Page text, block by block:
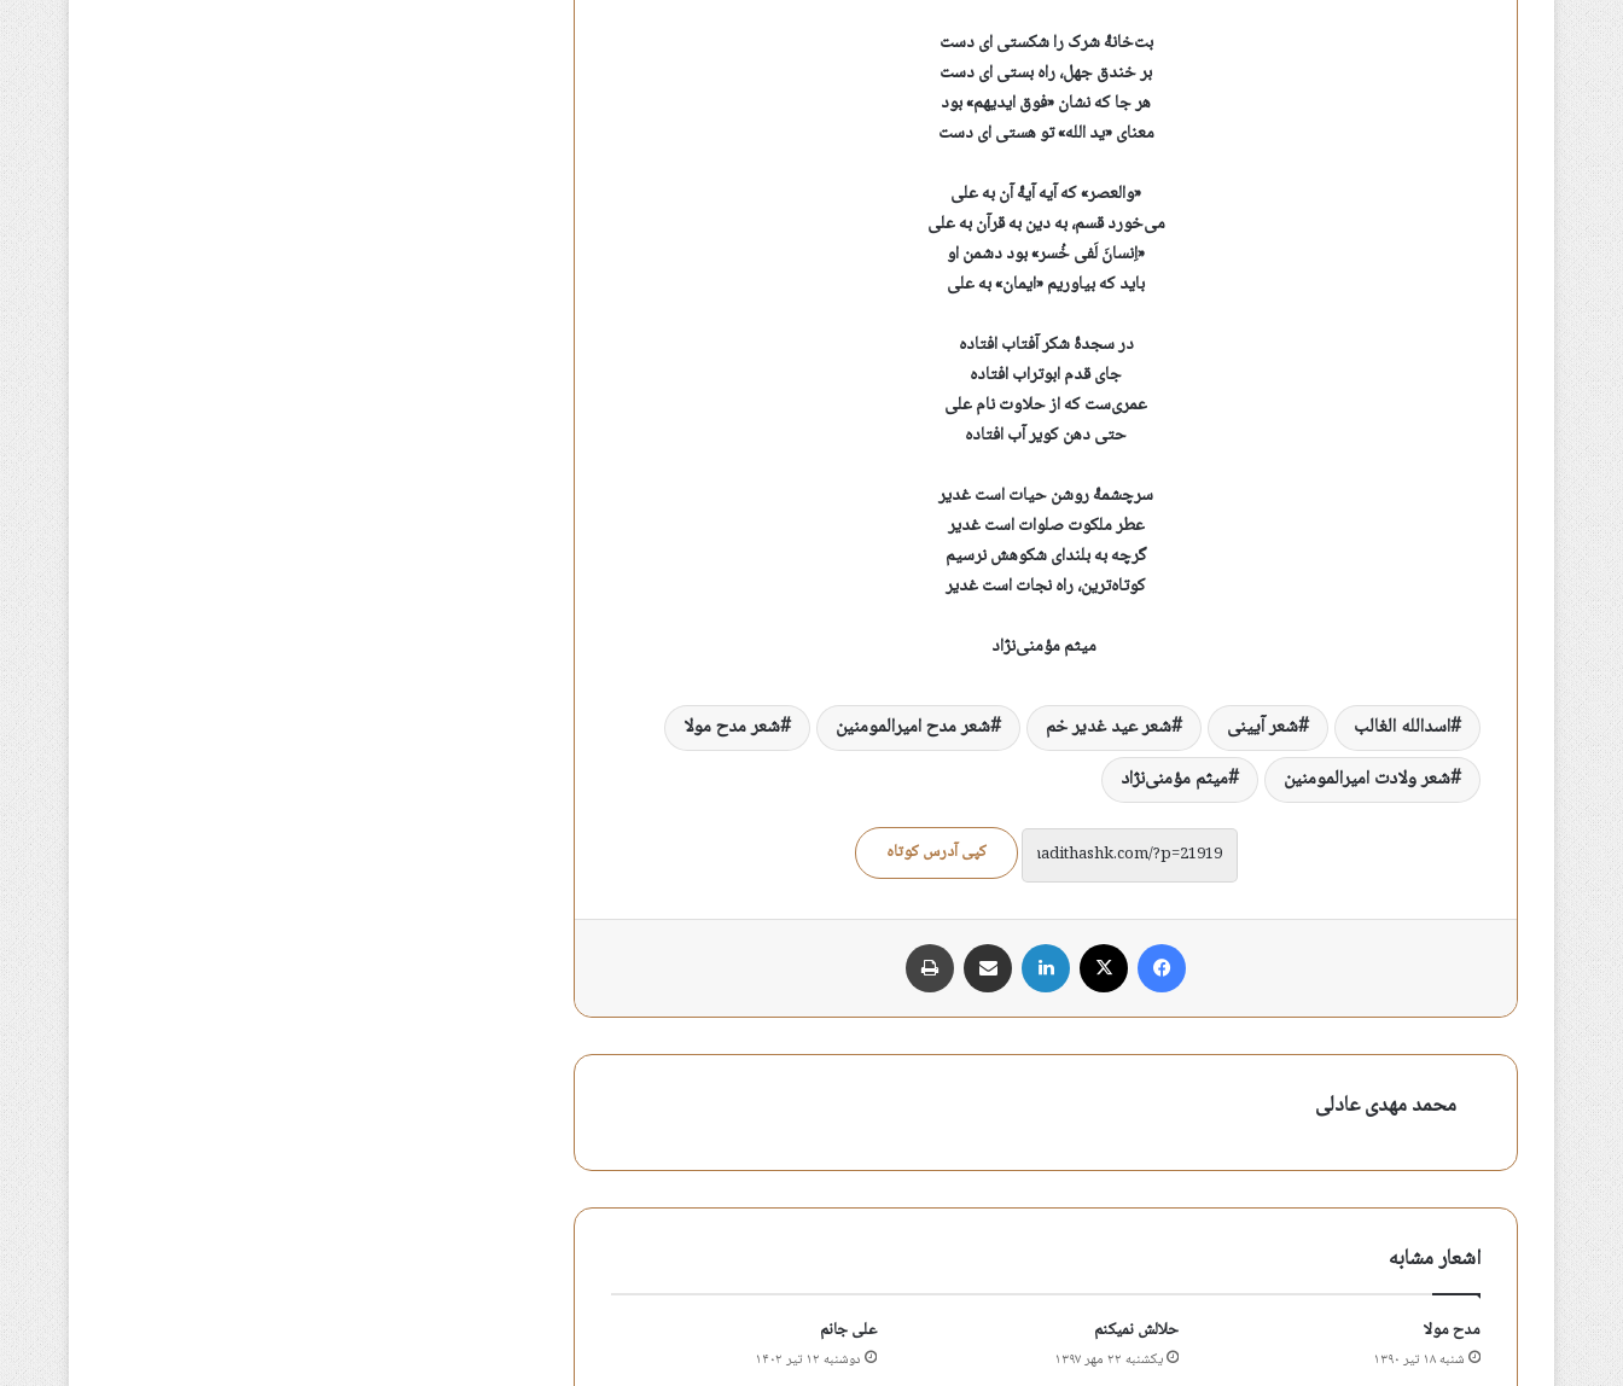
بت‌خانۀ شرک را شکستی ای دست
بر خندق جهل، راه بستی ای دست
هر جا که نشان «فوق ایدیهم» بود
معنای «ید الله» تو هستی ای دست
«والعصر» که آیه آیۀ آن به علی
می‌خورد قسم، به دین به قرآن به علی
«اِنسانَ لَفی خُسر» بود دشمن او
باید که بیاوریم «ایمان» به علی
در سجدۀ شکر آفتاب افتاده
جای قدم ابوتراب افتاده
عمری‌ست که از حلاوت نام علی
حتی دهن کویر آب افتاده
سرچشمۀ روشن حیات است غدیر
عطر ملکوت صلوات است غدیر
گرچه به بلندای شکوهش نرسیم
کوتاه‌ترین، راه نجات است غدیر
میثم مؤمنی‌نژاد
اسدالله الغالب شعر آیینی شعر عید غدیر خم شعر مدح امیرالمومنین
شعر مدح مولا
شعر ولادت امیرالمومنین
میثم مؤمنی‌نژاد
کپی آدرس کوتاه
فیس بوک لینکدین اشتراک گذاری از طریق ایمیل
محمد مهدی عادلی
اشعار مشابه
مدح مولا
شنبه ۱۸ تیر ۱۳۹۰
حلالش نمیکنم
یکشنبه ۲۲ مهر ۱۳۹۷
علی جانم
دوشنبه ۱۲ تیر ۱۴۰۲